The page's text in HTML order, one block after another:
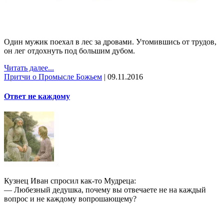
Один мужик поехал в лес за дровами. Утомившись от трудов,
он лег отдохнуть под большим дубом.
Читать далее...
Притчи о Промысле Божьем | 09.11.2016
Ответ не каждому
Кузнец Иван спросил как-то Мудреца:
— Любезный дедушка, почему вы отвечаете не на каждый
вопрос и не каждому вопрошающему?